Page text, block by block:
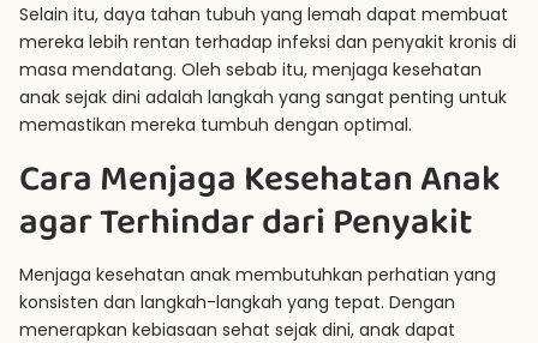
Selain itu, daya tahan tubuh yang lemah dapat membuat
mereka lebih rentan terhadap infeksi dan penyakit kronis di
masa mendatang. Oleh sebab itu, menjaga kesehatan
anak sejak dini adalah langkah yang sangat penting untuk
memastikan mereka tumbuh dengan optimal.
Cara Menjaga Kesehatan Anak
agar Terhindar dari Penyakit
Menjaga kesehatan anak membutuhkan perhatian yang
konsisten dan langkah-langkah yang tepat. Dengan
menerapkan kebiasaan sehat sejak dini, anak dapat